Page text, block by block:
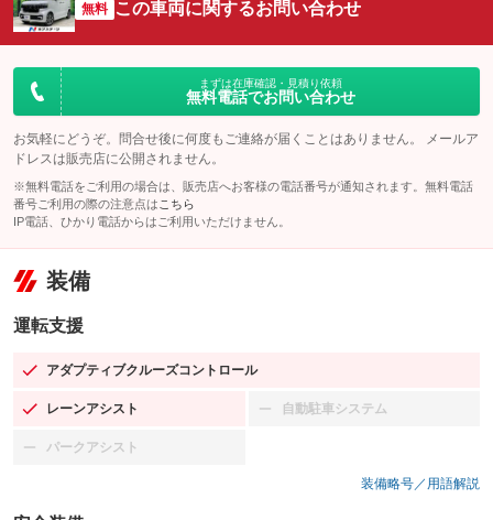
無料 この車両に関するお問い合わせ
まずは在庫確認・見積り依頼
無料電話でお問い合わせ
お気軽にどうぞ。問合せ後に何度もご連絡が届くことはありません。 メールア
ドレスは販売店に公開されません。
※無料電話をご利用の場合は、販売店へお客様の電話番号が通知されます。無料電話
番号ご利用の際の注意点は こちら
IP電話、ひかり電話からはご利用いただけません。
装備
運転支援
アダプティブクルーズコントロール
：装備あり
レーンアシスト
：装備あり 自動駐車システム
：装備なし
パークアシスト
：装備なし
装備略号／用語解説